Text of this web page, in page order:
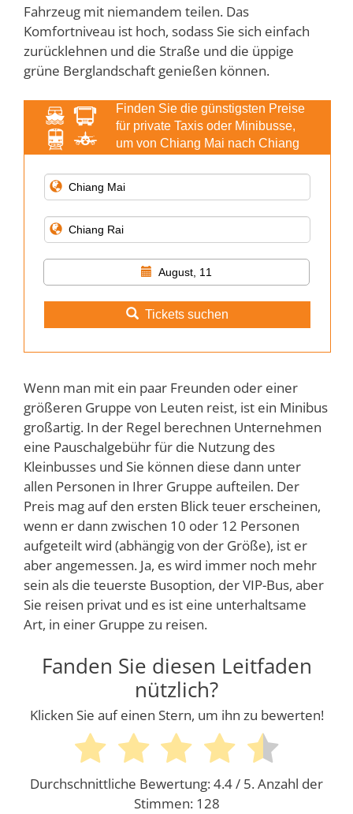
Fahrzeug mit niemandem teilen. Das
Komfortniveau ist hoch, sodass Sie sich einfach
zurücklehnen und die Straße und die üppige
grüne Berglandschaft genießen können.
Finden Sie die günstigsten Preise
für private Taxis oder Minibusse,
um von Chiang Mai nach Chiang
August, 11
Tickets suchen
Wenn man mit ein paar Freunden oder einer
größeren Gruppe von Leuten reist, ist ein Minibus
großartig. In der Regel berechnen Unternehmen
eine Pauschalgebühr für die Nutzung des
Kleinbusses und Sie können diese dann unter
allen Personen in Ihrer Gruppe aufteilen. Der
Preis mag auf den ersten Blick teuer erscheinen,
wenn er dann zwischen 10 oder 12 Personen
aufgeteilt wird (abhängig von der Größe), ist er
aber angemessen. Ja, es wird immer noch mehr
sein als die teuerste Busoption, der VIP-Bus, aber
Sie reisen privat und es ist eine unterhaltsame
Art, in einer Gruppe zu reisen.
Fanden Sie diesen Leitfaden
nützlich?
Klicken Sie auf einen Stern, um ihn zu bewerten!
Durchschnittliche Bewertung:4.4/ 5. Anzahl der
Stimmen: 128